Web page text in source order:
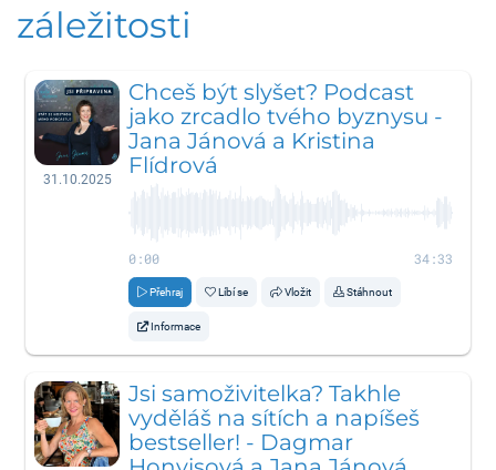
záležitosti
31.10.2025
Chceš být slyšet? Podcast
jako zrcadlo tvého byznysu -
Jana Jánová a Kristina
Flídrová
0:00 34:33
Přehraj Líbí se Vložit Stáhnout
Informace
Jsi samoživitelka? Takhle
vyděláš na sítích a napíšeš
bestseller! - Dagmar